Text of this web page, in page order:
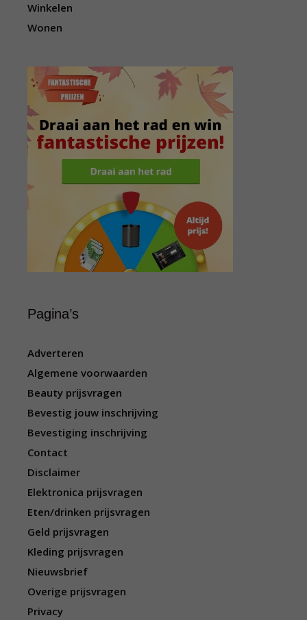
Winkelen
Wonen
Pagina’s
Adverteren
Algemene voorwaarden
Beauty prijsvragen
Bevestig jouw inschrijving
Bevestiging inschrijving
Contact
Disclaimer
Elektronica prijsvragen
Eten/drinken prijsvragen
Geld prijsvragen
Kleding prijsvragen
Nieuwsbrief
Overige prijsvragen
Privacy